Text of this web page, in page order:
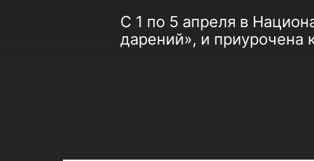
С 1 по 5 апреля в
дарений», и приурочена